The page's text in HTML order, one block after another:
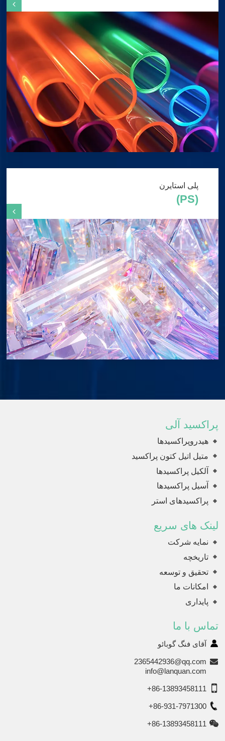
پلی استایرن
(PS)
پراکسید آلی
هیدروپراکسیدها
متیل اتیل کتون پراکسید
آلکیل پراکسیدها
آسیل پراکسیدها
پراکسیدهای استر
لینک های سریع
نمایه شرکت
تاریخچه
تحقیق و توسعه
امکانات ما
پایداری
تماس با ما
آقای فنگ گوبائو
2365442936@qq.com
info@lanquan.com
+86-13893458111
+86-931-7971300
+86-13893458111